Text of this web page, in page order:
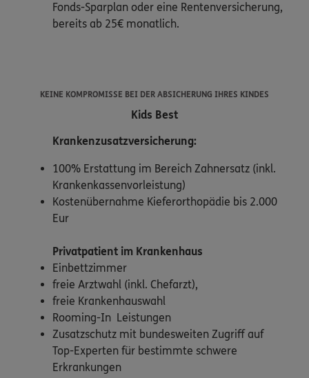
Fonds-Sparplan oder eine Rentenversicherung,
bereits ab 25€ monatlich.
KEINE KOMPROMISSE BEI DER ABSICHERUNG IHRES KINDES
Kids Best
Krankenzusatzversicherung:
100% Erstattung im Bereich Zahnersatz (inkl.
Krankenkassenvorleistung)
Kostenübernahme Kieferorthopädie bis 2.000
Eur
Privatpatient im Krankenhaus
Einbettzimmer
freie Arztwahl (inkl. Chefarzt),
freie Krankenhauswahl
Rooming-In Leistungen
Zusatzschutz mit bundesweiten Zugriff auf
Top-Experten für bestimmte schwere
Erkrankungen